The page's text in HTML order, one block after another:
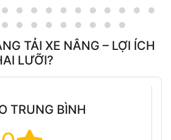
TẢI XE NÂNG – LỢI ÍCH
LƯỠI?
TRUNG BÌNH